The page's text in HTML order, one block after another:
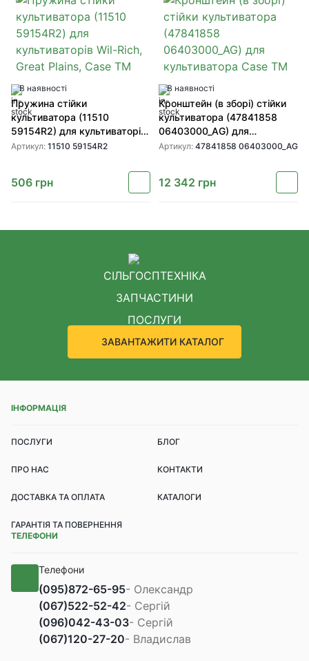
В наявності
Пружина стійки
культиватора (11510
59154R2) для культиваторів
Wil-Rich, Great Plains, Case
Артикул: 11510 59154R2
506 грн
В наявності
Кронштейн (в зборі) стійки
культиватора (47841858
06403000_AG) для
культиватора Case TM
Артикул: 47841858 06403000_AG
12 342 грн
СІЛЬГОСПТЕХНІКА
ЗАПЧАСТИНИ
ПОСЛУГИ
ЗАВАНТАЖИТИ КАТАЛОГ
ІНФОРМАЦІЯ
ПОСЛУГИ БЛОГ
ПРО НАС КОНТАКТИ
ДОСТАВКА ТА ОПЛАТА КАТАЛОГИ
ГАРАНТІЯ ТА ПОВЕРНЕННЯ
ТЕЛЕФОНИ
Телефони
(095)872-65-95- Олександр
(067)522-52-42- Сергій
(096)042-43-03- Сергій
(067)120-27-20- Владислав